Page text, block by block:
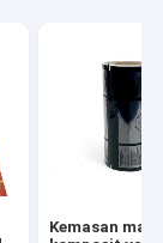
Kemasan